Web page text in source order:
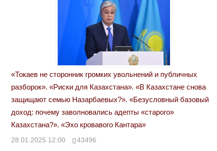
«Токаев не сторонник громких увольнений и публичных
разборок». «Риски для Казахстана». «В Казахстане снова
защищают семью Назарбаевых?». «Безусловный базовый
доход: почему заволновались адепты «старого»
Казахстана?». «Эхо кровавого Кантара»
28.01.2025 12:00 43496